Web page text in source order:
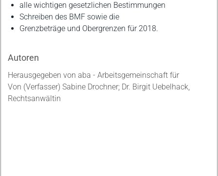
alle wichtigen gesetzlichen Bestimmungen
Schreiben des BMF sowie die
Grenzbeträge und Obergrenzen für 2018.
Autoren
Herausgegeben von aba - Arbeitsgemeinschaft für
Von (Verfasser) Sabine Drochner; Dr. Birgit Uebelhack,
Rechtsanwältin